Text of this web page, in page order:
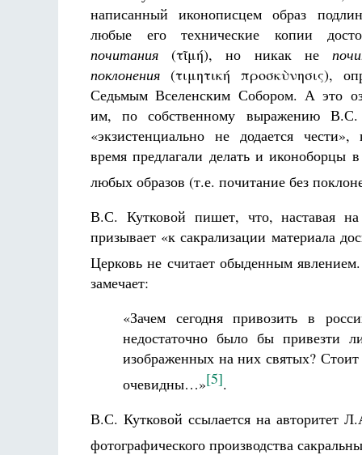
написанный иконописцем образ
любые его технические копии
почитания (τῖμή), но никак не
поклонения (τιμητική προσκὺνησις),
Седьмым Вселенским Собором. А это
им, по собственному выражению В.С.
«экзистенциально не додается
время предлагали делать и иконоборцы
любых образов (т.е. почитание без
В.С. Кутковой пишет, что, наставая
призывает «к сакрализации материала
Церковь не считает обыденным
замечает:
«Зачем сегодня привозить в
недостаточно было бы привезти
изображенных на них святых?
очевидны…»[5].
В.С. Кутковой ссылается на авторитет
фотографического производства